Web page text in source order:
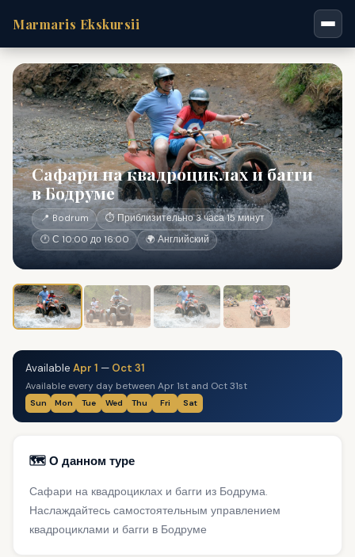
Marmaris Ekskursii
Сафари на квадроциклах и багги
в Бодруме
📍 Bodrum
⏱ Приблизительно 3 часа 15 минут
🕐 С 10:00 до 16:00
🌍 Английский
Available Apr 1 — Oct 31
Available every day between Apr 1st and Oct 31st
Sun Mon Tue Wed Thu Fri Sat
🗺️ О данном туре
Сафари на квадроциклах и багги из Бодрума.
Наслаждайтесь самостоятельным управлением
квадроциклами и багги в Бодруме